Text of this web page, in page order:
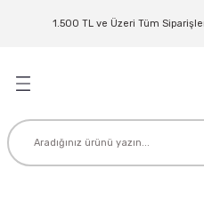
1.500 TL ve Üzeri TümGeri Dön
Geri Dön
Geri Dön
Geri Dön
Geri Dön
Geri Dön
Geri Dön
Geri Dön